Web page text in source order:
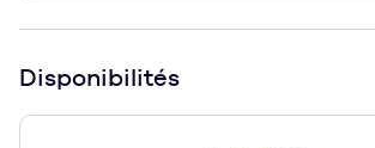
Disponibilités